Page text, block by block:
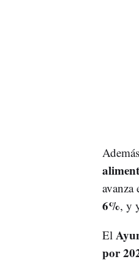
avanza
6%, y
El
por